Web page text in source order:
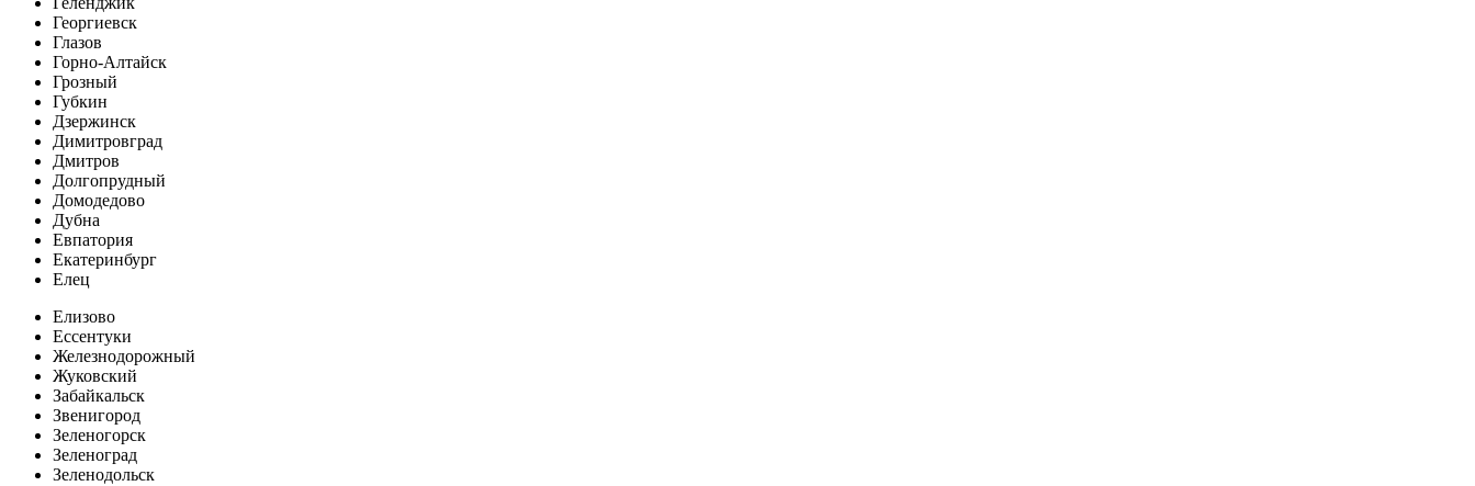
Георгиевск
Глазов
Горно-Алтайск
Грозный
Губкин
Дзержинск
Димитровград
Дмитров
Долгопрудный
Домодедово
Дубна
Евпатория
Екатеринбург
Елец
Елизово
Ессентуки
Железнодорожный
Жуковский
Забайкальск
Звенигород
Зеленогорск
Зеленоград
Зеленодольск